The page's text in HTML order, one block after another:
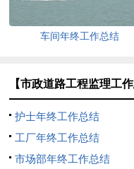
车间年终工作总结
【市政道路工程监理工
护士年终工作总结
工厂年终工作总结
市场部年终工作总结